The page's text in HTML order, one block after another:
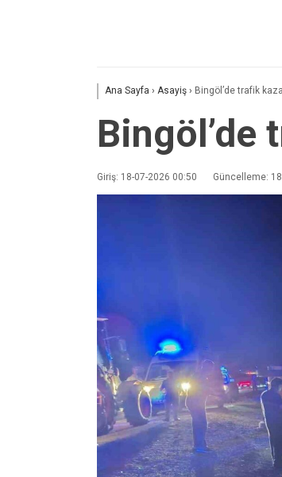
Ana Sayfa › Asayiş › Bingöl’de trafik
Bingöl’de
Giriş: 18-07-2026 00:50 Güncelleme: